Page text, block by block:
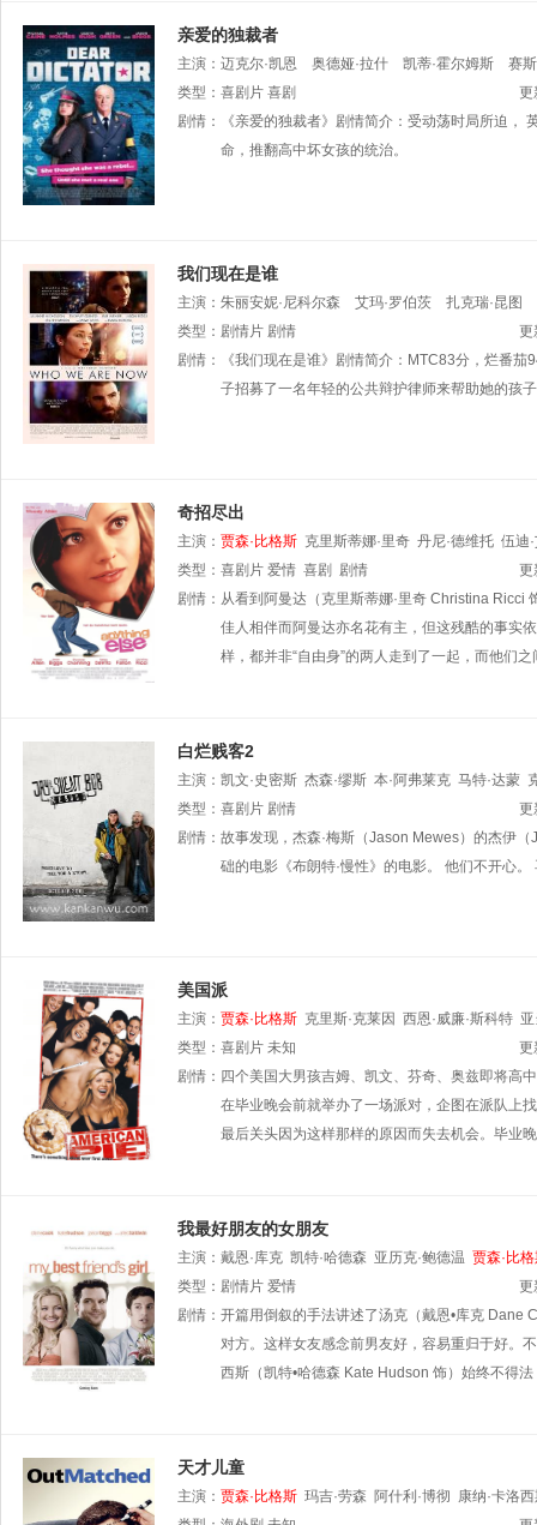
亲爱的独裁者
主演： 迈克尔·凯恩 奥德娅·拉什 凯蒂·霍尔姆斯
赛
Brown
Yvette Parish
类型： 喜剧片 喜剧
更
剧情：
《亲爱的独裁者》剧情简介：受动荡时局所迫
命，推翻高中坏女孩的统治。
我们现在是谁
主演： 朱丽安妮·尼科尔森 艾玛·罗伯茨
扎克瑞·昆图
类型： 剧情片 剧情
更
剧情：
《我们现在是谁》剧情简介：MTC83分，烂番
子招募了一名年轻的公共辩护律师来帮助她的孩
奇招尽出
主演： 贾森·比格斯 克里斯蒂娜·里奇 丹尼·德维托 伍迪
类型： 喜剧片 爱情 喜剧 剧情
更
剧情： 从看到阿曼达（克里斯蒂娜·里奇 Christina Ricci
佳人相伴而阿曼达亦名花有主，但这残酷的事实
样，都并非“自由身”的两人走到了一起，而他们
白烂贱客2
主演： 凯文·史密斯 杰森·缪斯 本·阿弗莱克 马特·达蒙
莎白 乔伊·劳伦·亚当斯
贾森·比格
兰西斯·肖 约瑟夫·D·雷特曼 克雷格·罗宾森 莫莉·香侬
拉尔夫·加曼 克里
类型： 喜剧片 剧情
更
剧情： 故事发现，杰森·梅斯（Jason Mewes）的杰伊
础的电影《布朗特·慢性》的电影。 他们不开心
美国派
主演： 贾森·比格斯 克里斯·克莱因 西恩·威廉·斯科特
列维 娜塔莎·雷昂 克里斯·
类型： 喜剧片 未知
更
剧情： 四个美国大男孩吉姆、凯文、芬奇、奥兹即将高
在毕业晚会前就举办了一场派对，企图在派队上
最后关头因为这样那样的原因而失去机会。毕业
我最好朋友的女朋友
主演： 戴恩·库克 凯特·哈德森 亚历克·鲍德温 贾森·比
类型： 剧情片 爱情
更
剧情： 开篇用倒叙的手法讲述了汤克（戴恩•库克 Dane
对方。这样女友感念前男友好，容易重归于好。
西斯（凯特•哈德森 Kate Hudson 饰）始终不得
天才儿童
主演： 贾森·比格斯 玛吉·劳森 阿什利·博彻 康纳·卡洛